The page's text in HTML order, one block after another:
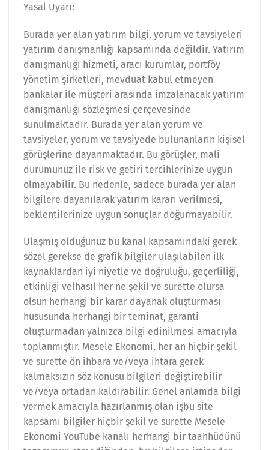
Yasal Uyarı:
Burada yer alan yatırım bilgi, yorum ve tavsiyeleri
yatırım danışmanlığı kapsamında değildir. Yatırım
danışmanlığı hizmeti, aracı kurumlar, portföy
yönetim şirketleri, mevduat kabul etmeyen
bankalar ile müşteri arasında imzalanacak yatırım
danışmanlığı sözleşmesi çerçevesinde
sunulmaktadır. Burada yer alan yorum ve
tavsiyeler, yorum ve tavsiyede bulunanların kişisel
görüşlerine dayanmaktadır. Bu görüşler, mali
durumunuz ile risk ve getiri tercihlerinize uygun
olmayabilir. Bu nedenle, sadece burada yer alan
bilgilere dayanılarak yatırım kararı verilmesi,
beklentilerinize uygun sonuçlar doğurmayabilir.
Ulaşmış olduğunuz bu kanal kapsamındaki gerek
sözel gerekse de grafik bilgiler ulaşılabilen ilk
kaynaklardan iyi niyetle ve doğruluğu, geçerliliği,
etkinliği velhasıl her ne şekil ve surette olursa
olsun herhangi bir karar dayanak oluşturması
hususunda herhangi bir teminat, garanti
oluşturmadan yalnızca bilgi edinilmesi amacıyla
toplanmıştır. Mesele Ekonomi, her an hiçbir şekil
ve surette ön ihbara ve/veya ihtara gerek
kalmaksızın söz konusu bilgileri değiştirebilir
ve/veya ortadan kaldırabilir. Genel anlamda bilgi
vermek amacıyla hazırlanmış olan işbu site
kapsamı bilgiler hiçbir şekil ve surette Mesele
Ekonomi YouTube kanalı herhangi bir taahhüdünü